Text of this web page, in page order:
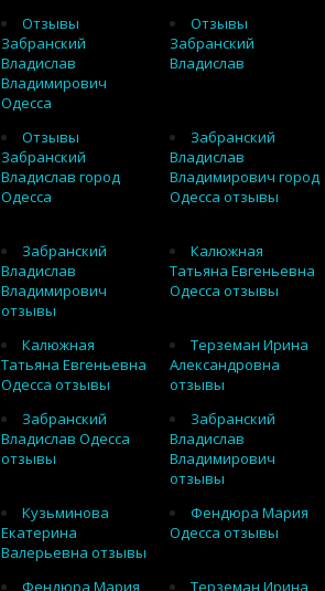
Отзывы
Забранский
Владислав
Владимирович
Одесса
Отзывы
Забранский
Владислав
Отзывы
Забранский
Владислав город
Одесса
Забранский
Владислав
Владимирович город
Одесса отзывы
Забранский
Владислав
Владимирович
отзывы
Калюжная
Татьяна Евгеньевна
Одесса отзывы
Калюжная
Татьяна Евгеньевна
Одесса отзывы
Терземан Ирина
Александровна
отзывы
Забранский
Владислав Одесса
отзывы
Забранский
Владислав
Владимирович
отзывы
Кузьминова
Екатерина
Валерьевна отзывы
Фендюра Мария
Одесса отзывы
Фендюра Мария
Терземан Ирина